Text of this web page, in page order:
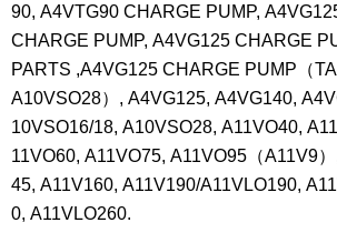
90, A4VTG90 CHARGE PUMP,
CHARGE PUMP, A4VG125 CHARGE
PARTS ,A4VG125 CHARGE PUMP（
A10VSO28）, A4VG125, A4VG140,
10VSO16/18, A10VSO28, A11VO40,
11VO60, A11VO75, A11VO95（A11V9
45, A11V160, A11V190/A11VLO190,
0, A11VLO260.